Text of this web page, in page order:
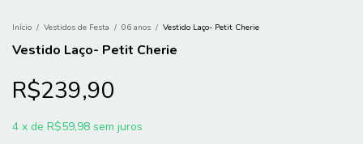
Início / Vestidos de Festa / 06 anos / Vestido Laço- Petit Cherie
Vestido Laço- Petit Cherie
R$239,90
4 x de R$59,98 sem juros